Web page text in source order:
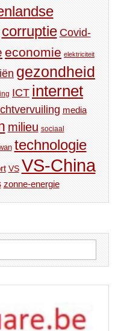
corruptie Covid-
economie elektriciteit
gezondheid
ICT internet
media
milieu sociaal
technologie
VS VS-China
zonne-energie